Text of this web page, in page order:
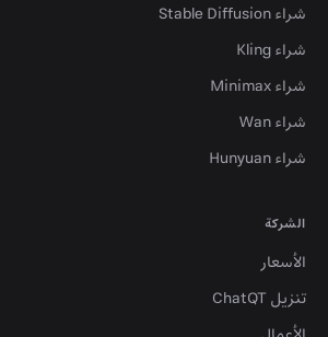
شراء Stable Diffusion
شراء Kling
شراء Minimax
شراء Wan
شراء Hunyuan
الشركة
الأسعار
تنزيل ChatQT